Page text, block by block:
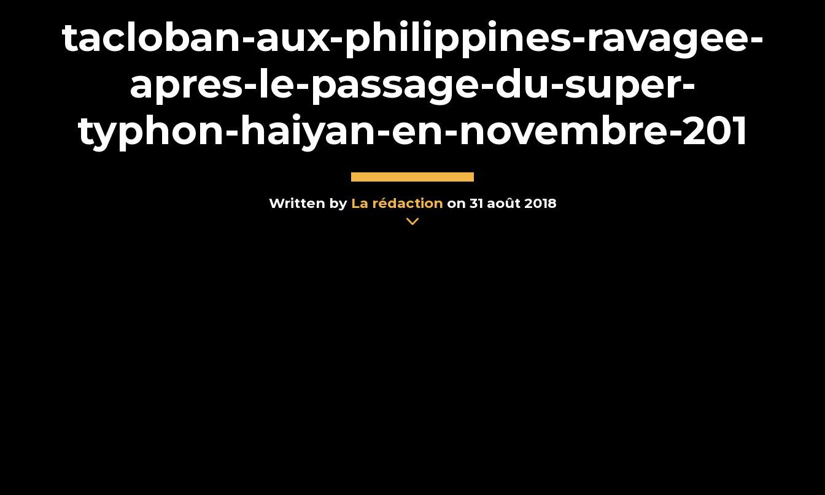
tacloban-aux-philippines-ravagee-
apres-le-passage-du-super-
typhon-haiyan-en-novembre-201
Written by La rédaction on 31 août 2018